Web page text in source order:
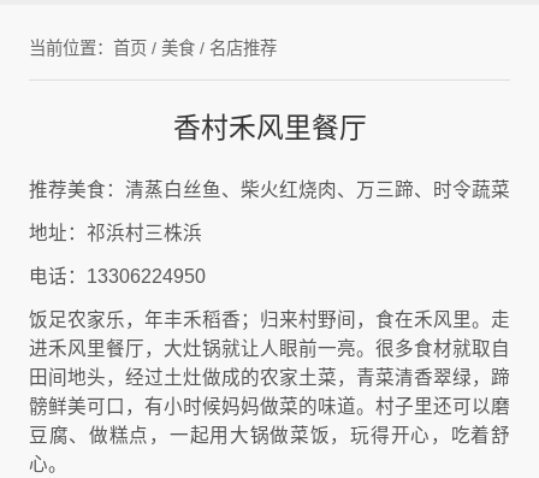
当前位置： 首页 / 美食 / 名店推荐
香村禾风里餐厅
推荐美食：清蒸白丝鱼、柴火红烧肉、万三蹄、时令蔬菜
地址：祁浜村三株浜
电话：13306224950
饭足农家乐，年丰禾稻香；归来村野间，食在禾风里。走
进禾风里餐厅，大灶锅就让人眼前一亮。很多食材就取自
田间地头，经过土灶做成的农家土菜，青菜清香翠绿，蹄
髈鲜美可口，有小时候妈妈做菜的味道。村子里还可以磨
豆腐、做糕点，一起用大锅做菜饭，玩得开心，吃着舒
心。